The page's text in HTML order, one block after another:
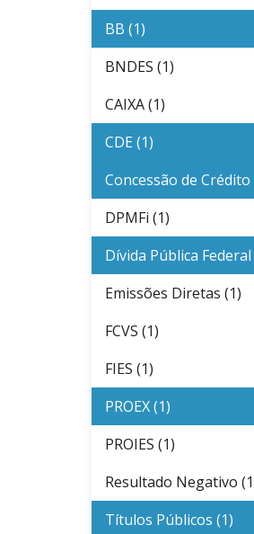
BB (1)
BNDES (1)
CAIXA (1)
CDE (1)
Concessão de Crédito
DPMFi (1)
Dívida Pública Federal
Emissões Diretas (1)
FCVS (1)
FIES (1)
PROEX (1)
PROIES (1)
Resultado Negativo
Títulos Públicos (1)